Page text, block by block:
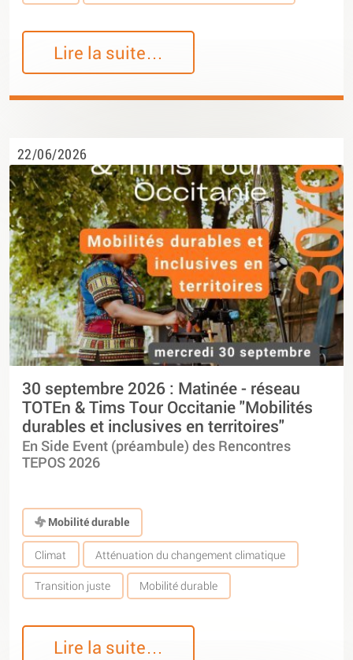
Lire la suite…
22/06/2026
30 septembre 2026 : Matinée - réseau
TOTEn & Tims Tour Occitanie "Mobilités
durables et inclusives en territoires"
En Side Event (préambule) des Rencontres
TEPOS 2026
Mobilité durable
Climat Atténuation du changement climatique
Transition juste Mobilité durable
Lire la suite…